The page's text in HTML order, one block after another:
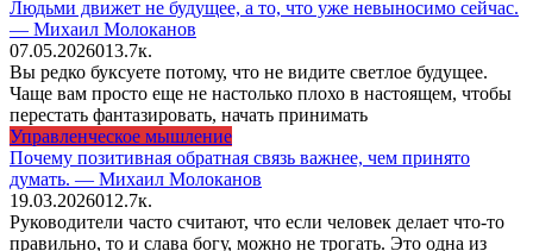
Людьми движет не будущее, а то, что уже невыносимо сейчас.
— Михаил Молоканов
07.05.2026013.7к.
Вы редко буксуете потому, что не видите светлое будущее.
Чаще вам просто еще не настолько плохо в настоящем, чтобы
перестать фантазировать, начать принимать
Управленческое мышление
Почему позитивная обратная связь важнее, чем принято
думать. — Михаил Молоканов
19.03.2026012.7к.
Руководители часто считают, что если человек делает что-то
правильно, то и слава богу, можно не трогать. Это одна из